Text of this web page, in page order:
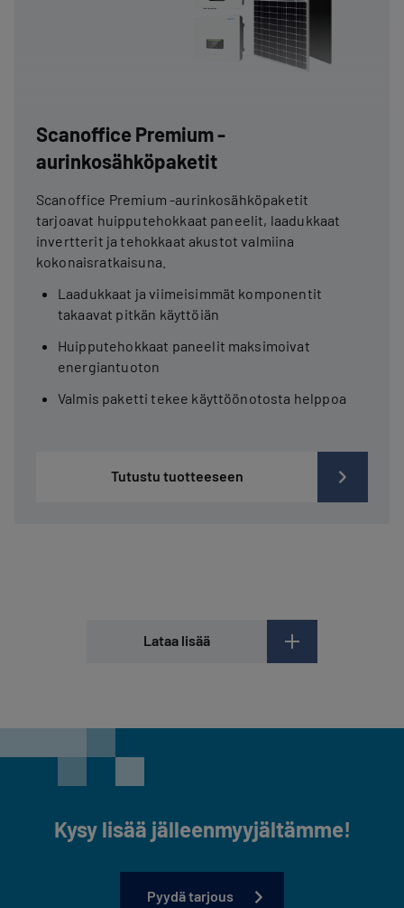
Scanoffice Premium -
aurinkosähköpaketit
Scanoffice Premium -aurinkosähköpaketit
tarjoavat huipputehokkaat paneelit, laadukkaat
invertterit ja tehokkaat akustot valmiina
kokonaisratkaisuna.
Laadukkaat ja viimeisimmät komponentit
takaavat pitkän käyttöiän
Huipputehokkaat paneelit maksimoivat
energiantuoton
Valmis paketti tekee käyttöönotosta helppoa
Tutustu tuotteeseen
Lataa lisää
Kysy lisää jälleenmyyjältämme!
Pyydä tarjous